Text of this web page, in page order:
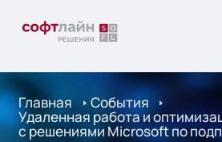
Главная События
Удаленная работа и
с решениями Microsoft по